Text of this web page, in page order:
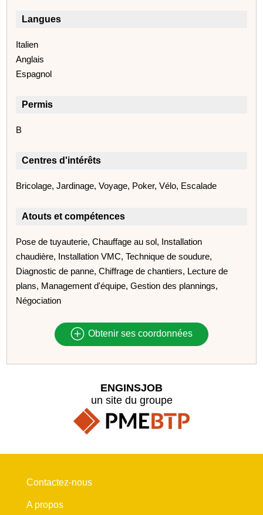
Langues
Italien
Anglais
Espagnol
Permis
B
Centres d'intérêts
Bricolage, Jardinage, Voyage, Poker, Vélo, Escalade
Atouts et compétences
Pose de tuyauterie, Chauffage au sol, Installation
chaudière, Installation VMC, Technique de soudure,
Diagnostic de panne, Chiffrage de chantiers, Lecture de
plans, Management d'équipe, Gestion des plannings,
Négociation
Obtenir ses coordonnées
ENGINSJOB
un site du groupe
Contactez-nous
A propos